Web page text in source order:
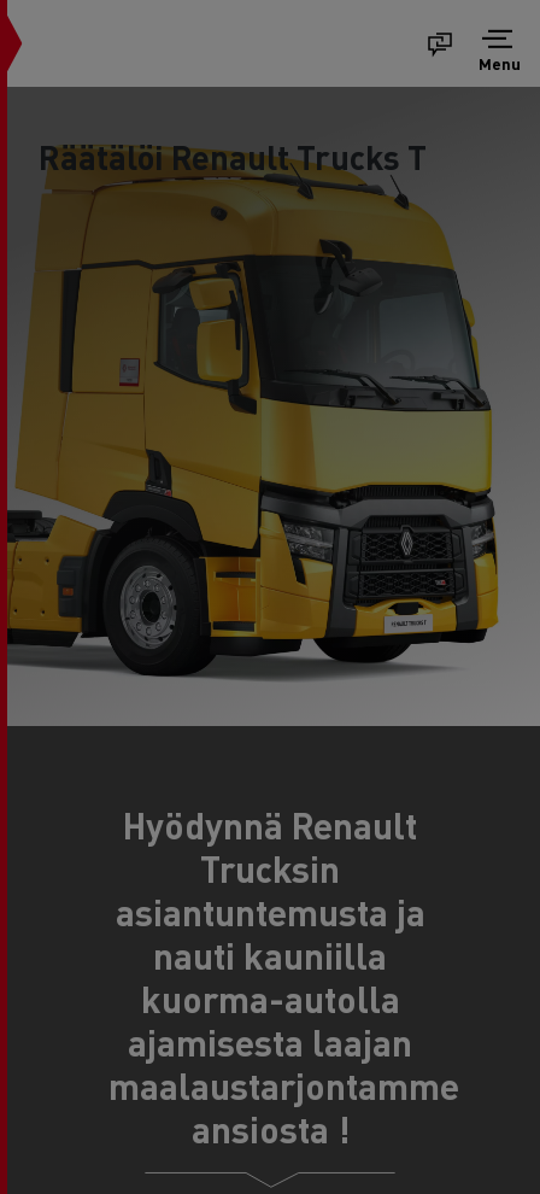
Menu
Räätälöi Renault Trucks T
Hyödynnä Renault
Trucksin
asiantuntemusta ja
nauti kauniilla
kuorma-autolla
ajamisesta laajan
maalaustarjontamme
ansiosta !